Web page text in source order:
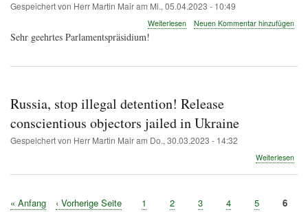
Gespeichert von Herr Martin Mairam Mi., 05.04.2023 - 10:49
Weiterlesenüber
Repräsentanten
im
Parlament!
Neuen Kommentar hinzufügen
Sehr geehrtes Parlamentspräsidium!
Russia, stop illegal detention! Release
conscientious objectors jailed in Ukraine
Gespeichert von Herr Martin Mairam Do., 30.03.2023 - 14:32
Weiterlesen
Erste
« Anfang
Vorherige
‹ Vorherige Seite Seite
1 Seite
2 Seite
3 Seite
4 Seite
5 Seite
6